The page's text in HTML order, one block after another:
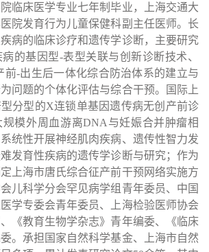
院临床医学专业七年制毕业，上海交通大
院发育行为儿童保健科副主任医师。长
病的临床诊疗和遗传学诊断，主要研究
的基因型-表型关联与创新诊断技术、
前-出生后一体化综合防治体系的建立与
问题的个体化评估与综合干预。国际上
分型的X连锁单基因遗传病无创产前诊
规模外周血游离DNA与妊娠合并肿瘤相
统性开展神经肌肉疾病、遗传性智力发
发育性疾病的遗传学诊断与研究；作为
上海市唐氏综合征产前干预网络实施方
儿科学分会罕见病学组青年委员、中国
学专委会青年委员、上海检验医师协会
《教育生物学杂志》青年编委、《临床
。承担国家自然科学基金、上海市自然